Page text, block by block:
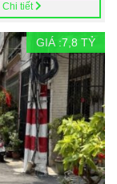
Chi tiết
GIÁ :7,8 TỶ